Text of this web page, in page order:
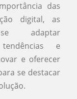
das
digital, as
adaptar
e
e oferecer
se destacar